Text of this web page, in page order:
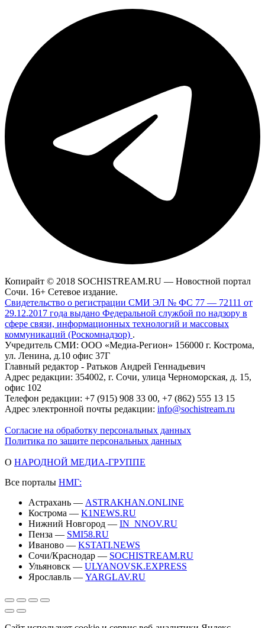
Копирайт © 2018 SOCHISTREAM.RU — Новостной портал
Сочи. 16+ Сетевое издание.
Свидетельство о регистрации СМИ ЭЛ № ФС 77 — 72111 от
29.12.2017 года выдано Федеральной службой по надзору в
сфере связи, информационных технологий и массовых
коммуникаций (Роскомнадзор) .
Учредитель СМИ: ООО «Медиа-Регион» 156000 г. Кострома,
ул. Ленина, д.10 офис 37Г
Главный редактор - Ратьков Андрей Геннадьевич
Адрес редакции: 354002, г. Сочи, улица Черноморская, д. 15,
офис 102
Телефон редакции: +7 (915) 908 33 00, +7 (862) 555 13 15
Адрес электронной почты редакции: info@sochistream.ru
Согласие на обработку персональных данных
Политика по защите персональных данных
О НАРОДНОЙ МЕДИА-ГРУППЕ
Все порталы НМГ:
Астрахань — ASTRAKHAN.ONLINE
Кострома — K1NEWS.RU
Нижний Новгород — IN_NNOV.RU
Пенза — SMI58.RU
Иваново — KSTATI.NEWS
Сочи/Краснодар — SOCHISTREAM.RU
Ульяновск — ULYANOVSK.EXPRESS
Ярославль — YARGLAV.RU